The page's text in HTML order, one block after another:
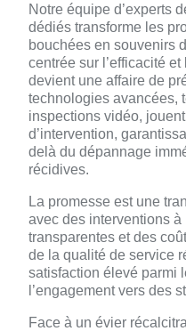
Notre équipe d’experts
dédiés transforme les
bouchées en souvenirs
centrée sur l’efficacité
devient une affaire de
technologies avancées,
inspections vidéo,
d’intervention,
delà du dépannage
récidives.
La promesse est une
avec des interventions
transparentes et des
de la qualité de service
satisfaction élevé parmi
l’engagement vers des
Face à un évier